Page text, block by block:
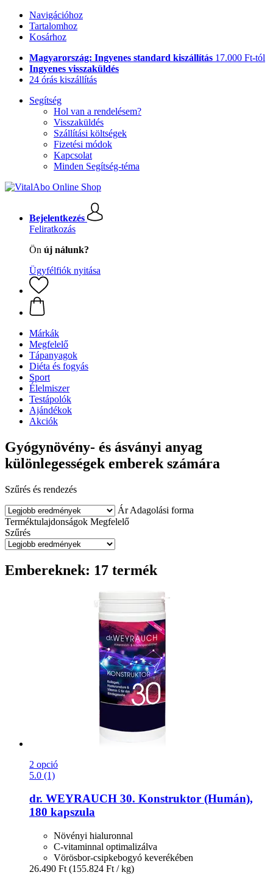
Navigációhoz
Tartalomhoz
Kosárhoz
Magyarország: Ingyenes standard kiszállítás 17.000 Ft-tól
Ingyenes visszaküldés
24 órás kiszállítás
Segítség
Hol van a rendelésem?
Visszaküldés
Szállítási költségek
Fizetési módok
Kapcsolat
Minden Segítség-téma
Bejelentkezés
Feliratkozás
Ön új nálunk?
Ügyfélfiók nyitása
Márkák
Megfelelő
Tápanyagok
Diéta és fogyás
Sport
Élelmiszer
Testápolók
Ajándékok
Akciók
Gyógynövény- és ásványi anyag
különlegességek emberek számára
Szűrés és rendezés
Ár Adagolási forma
Terméktulajdonságok Megfelelő
Szűrés
Embereknek: 17 termék
2 opció
5.0 (1)
dr. WEYRAUCH 30. Konstruktor (Humán),
180 kapszula
Növényi hialuronnal
C-vitaminnal optimalizálva
Vörösbor-csipkebogyó keverékében
26.490 Ft (155.824 Ft / kg)